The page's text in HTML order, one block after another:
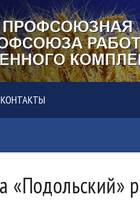
КОНТАКТЫ
«Подольский»